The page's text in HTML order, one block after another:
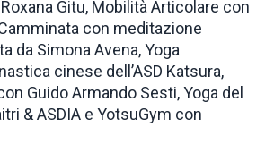
Gitu, Mobilità Articolare con
con meditazione
da Simona Avena, Yoga
cinese dell’ASD Katsura,
Guido Armando Sesti, Yoga del
& ASDIA e YotsuGym con